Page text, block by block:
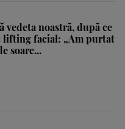
vedeta noastră, după ce
lifting facial: „Am purtat
soare...